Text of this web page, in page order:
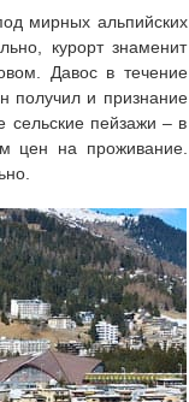
мирных альпийских
курорт знаменит
Давос в течение
получил и признание
сельские пейзажи – в
цен на проживание.